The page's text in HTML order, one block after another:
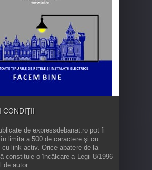
CONDIȚII
de expressdebanat.ro pot fi
limita a 500 de caractere şi cu
link activ. Orice abatere de la
constituie o încălcare a Legii 8/1996
de autor.